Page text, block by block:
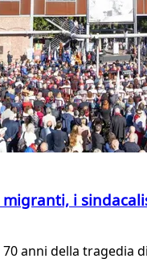
i
anni della tragedia